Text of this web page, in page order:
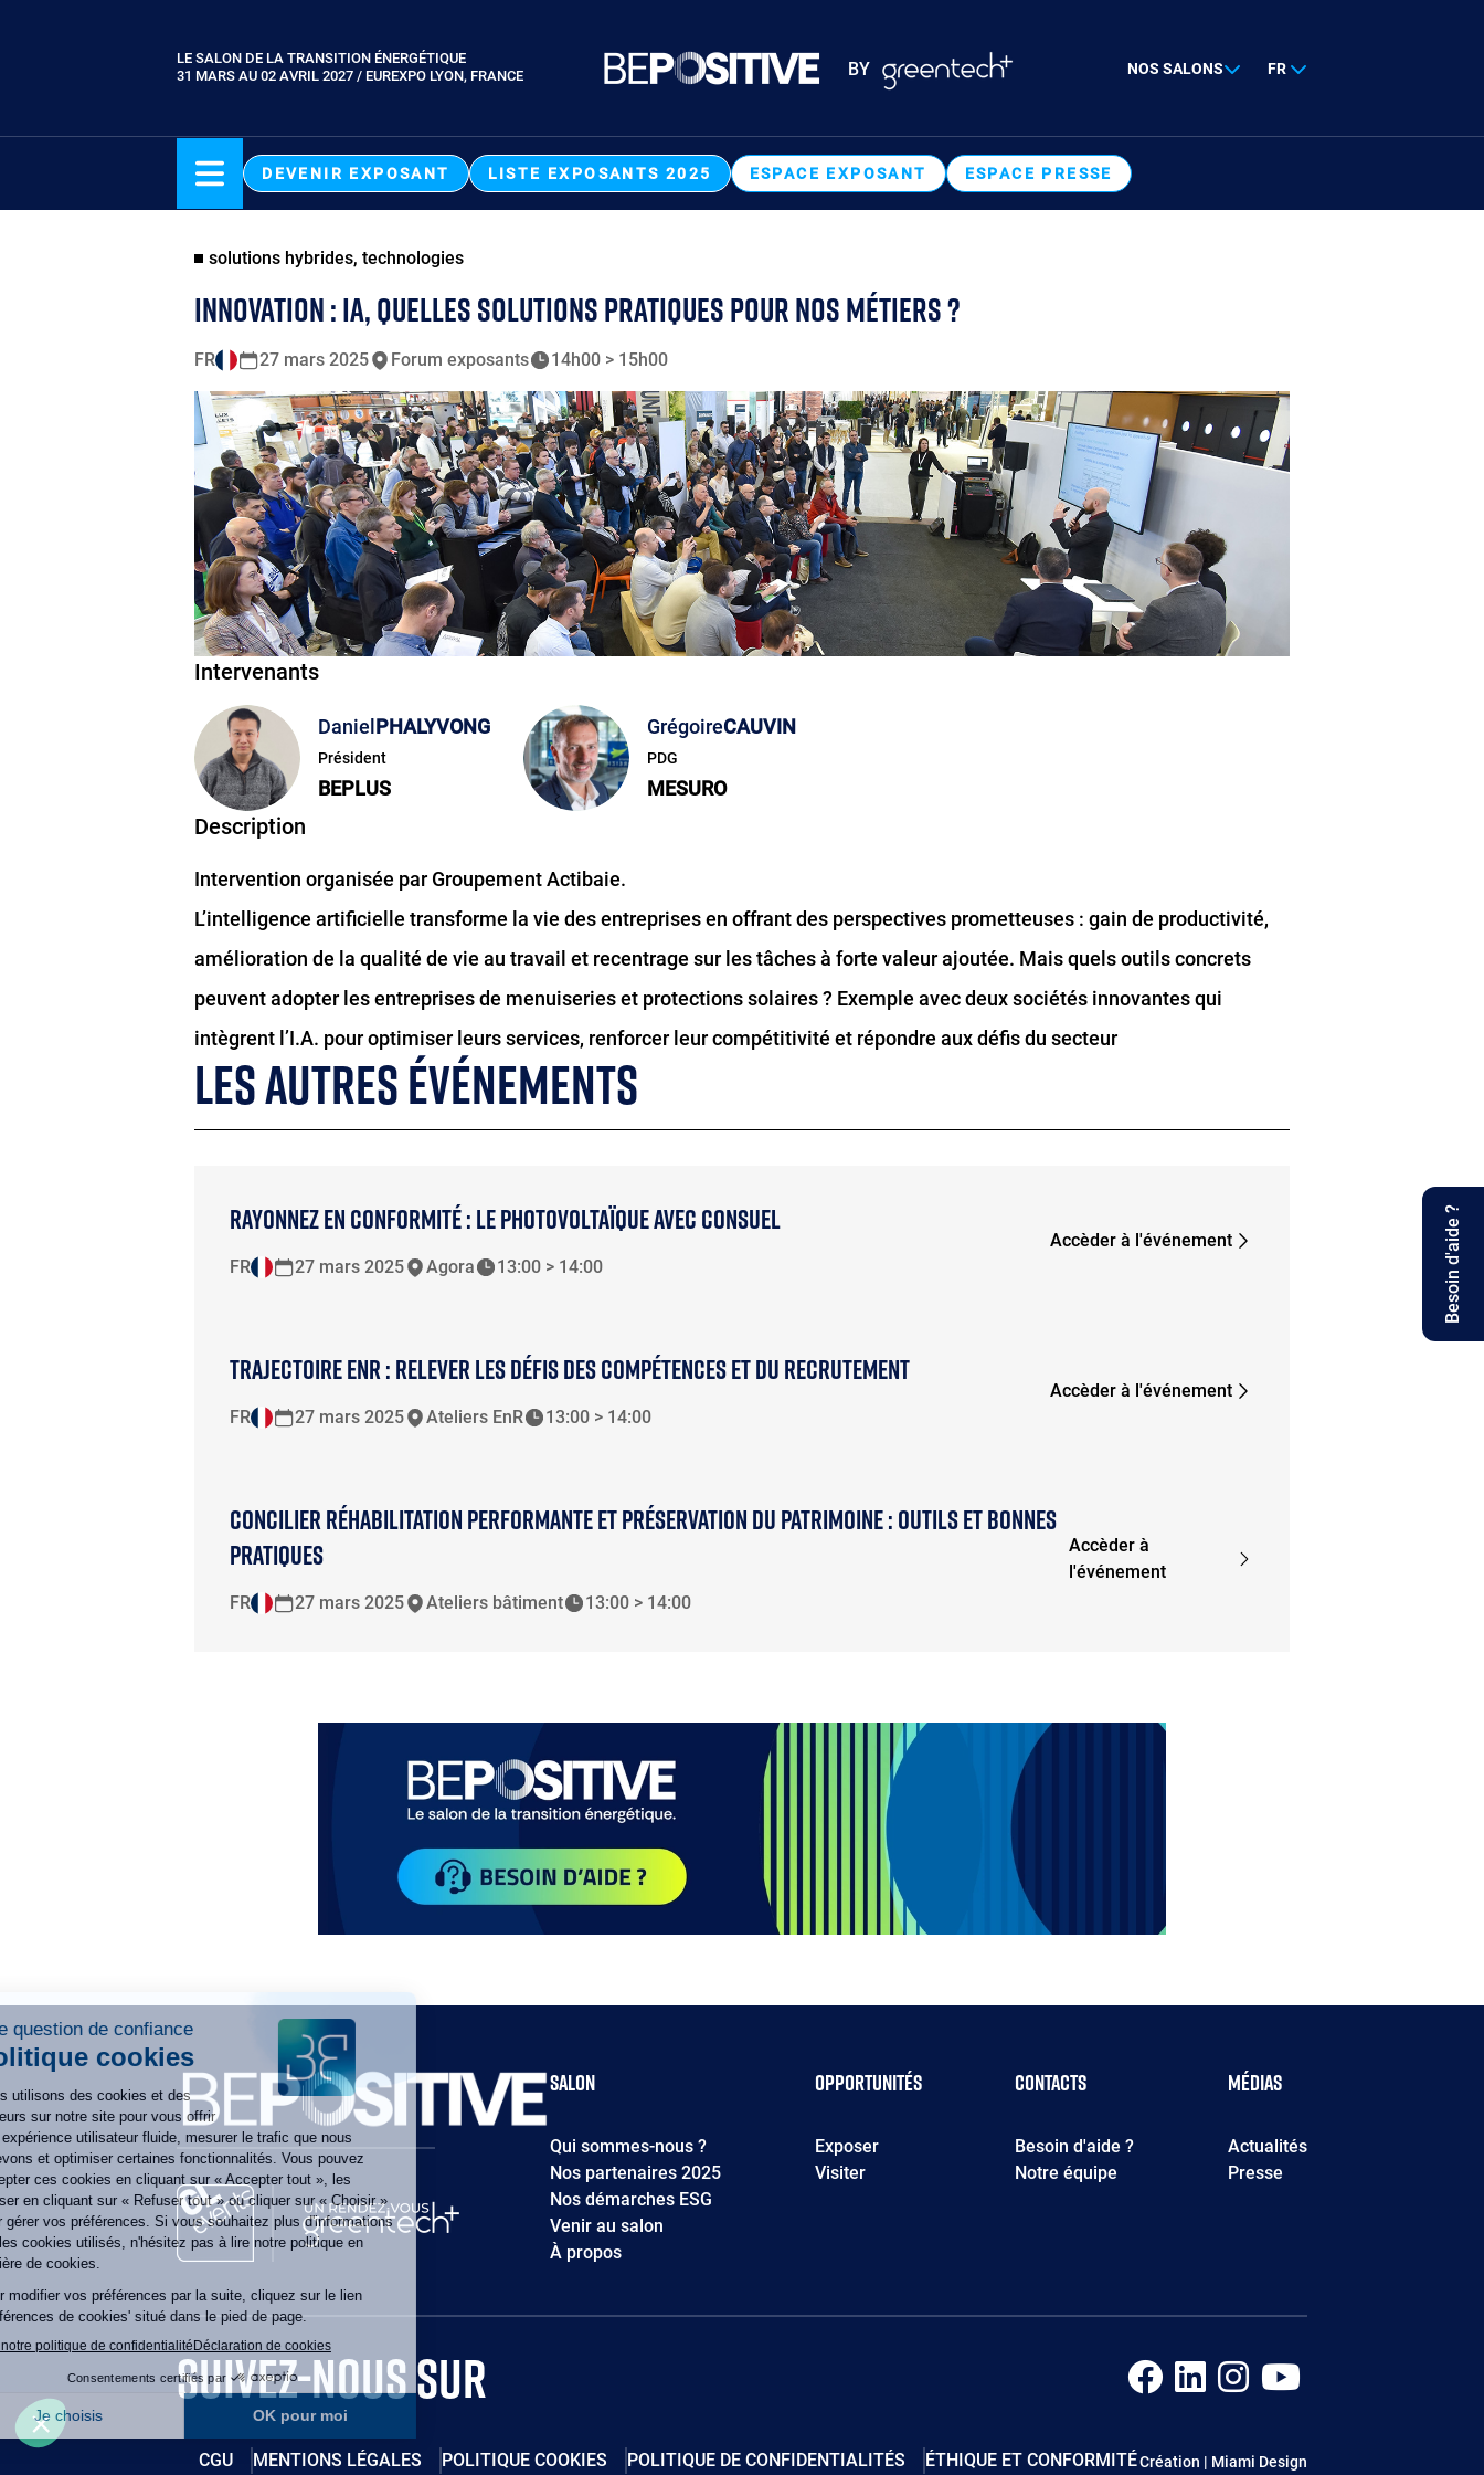
Paragraphes
LE SALON DE LA TRANSITION ÉNERGÉTIQUE
31 MARS AU 02 AVRIL 2027 / EUREXPO LYON, FRANCE
Paragraphes
BY NOS SALONS FR
DEVENIR EXPOSANT LISTE EXPOSANTS 2025 ESPACE EXPOSANT ESPACE PRESSE
solutions hybrides, technologies
INNOVATION : IA, QUELLES SOLUTIONS PRATIQUES POUR NOS MÉTIERS ?
FR 27 mars 2025 Forum exposants 14h00 > 15h00
Intervenants
Daniel PHALYVONG
Président
BEPLUS
GrégoireCAUVIN
PDG
MESURO
Description
Intervention organisée par Groupement Actibaie.
L’intelligence artificielle transforme la vie des entreprises en offrant des perspectives prometteuses : gain de productivité,
amélioration de la qualité de vie au travail et recentrage sur les tâches à forte valeur ajoutée. Mais quels outils concrets
peuvent adopter les entreprises de menuiseries et protections solaires ? Exemple avec deux sociétés innovantes qui
intègrent l’I.A. pour optimiser leurs services, renforcer leur compétitivité et répondre aux défis du secteur
LES AUTRES ÉVÉNEMENTS
RAYONNEZ EN CONFORMITÉ : LE PHOTOVOLTAÏQUE AVEC CONSUEL
FR 27 mars 2025 Agora 13:00 > 14:00
Accèder à l'événement
TRAJECTOIRE ENR : RELEVER LES DÉFIS DES COMPÉTENCES ET DU RECRUTEMENT
FR 27 mars 2025 Ateliers EnR 13:00 > 14:00
Accèder à l'événement
CONCILIER RÉHABILITATION PERFORMANTE ET PRÉSERVATION DU PATRIMOINE : OUTILS ET BONNES
PRATIQUES
FR 27 mars 2025 Ateliers bâtiment 13:00 > 14:00
Accèder à
l'événement
Besoin d'aide ?
Paragraphes
Paragraphes
Salon
Qui sommes-nous ?
Nos partenaires 2025
Nos démarches ESG
Venir au salon
À propos
Opportunités
Exposer
Visiter
Contacts
Besoin d'aide ?
Notre équipe
Médias
Actualités
Presse
Paragraphes
SUIVEZ-NOUS SUR
CGU MENTIONS LÉGALES POLITIQUE COOKIES POLITIQUE DE CONFIDENTIALITÉS ÉTHIQUE ET CONFORMITÉde
Création | Miami Design